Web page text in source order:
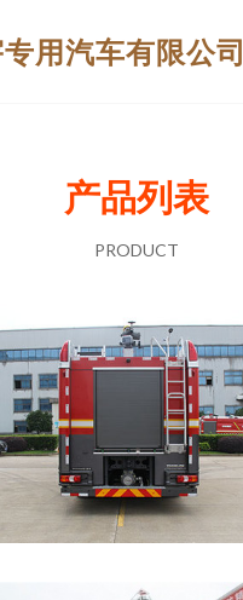
用汽车有限公司
产品列表
PRODUCT